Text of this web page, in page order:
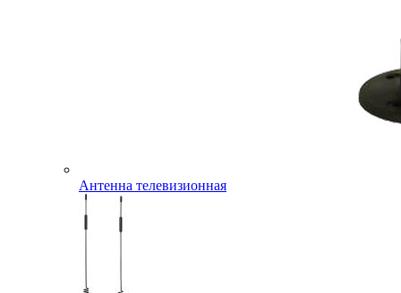
Антенна телевизионная